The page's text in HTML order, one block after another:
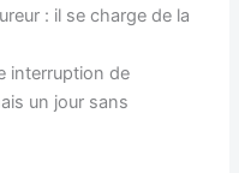
: il se charge de la
interruption de
un jour sans